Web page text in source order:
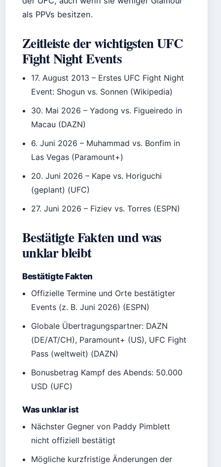
als PPVs besitzen.
Zeitleiste der wichtigsten UFC
Fight Night Events
17. August 2013 – Erstes UFC Fight Night
Event: Shogun vs. Sonnen (Wikipedia)
30. Mai 2026 – Yadong vs. Figueiredo in
Macau (DAZN)
6. Juni 2026 – Muhammad vs. Bonfim in
Las Vegas (Paramount+)
20. Juni 2026 – Kape vs. Horiguchi
(geplant) (UFC)
27. Juni 2026 – Fiziev vs. Torres (ESPN)
Bestätigte Fakten und was
unklar bleibt
Bestätigte Fakten
Offizielle Termine und Orte bestätigter
Events (z. B. Juni 2026) (ESPN)
Globale Übertragungspartner: DAZN
(DE/AT/CH), Paramount+ (US), UFC Fight
Pass (weltweit) (DAZN)
Bonusbetrag Kampf des Abends: 50.000
USD (UFC)
Was unklar ist
Nächster Gegner von Paddy Pimblett
nicht offiziell bestätigt
Mögliche kurzfristige Änderungen der